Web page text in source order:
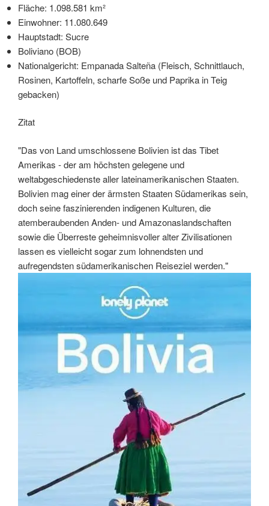
Fläche: 1.098.581 km²
Einwohner: 11.080.649
Hauptstadt: Sucre
Boliviano (BOB)
Nationalgericht: Empanada Salteña (Fleisch, Schnittlauch,
Rosinen, Kartoffeln, scharfe Soße und Paprika in Teig
gebacken)
Zitat
"Das von Land umschlossene Bolivien ist das Tibet
Amerikas - der am höchsten gelegene und
weltabgeschiedenste aller lateinamerikanischen Staaten.
Bolivien mag einer der ärmsten Staaten Südamerikas sein,
doch seine faszinierenden indigenen Kulturen, die
atemberaubenden Anden- und Amazonaslandschaften
sowie die Überreste geheimnisvoller alter Zivilisationen
lassen es vielleicht sogar zum lohnendsten und
aufregendsten südamerikanischen Reiseziel werden."